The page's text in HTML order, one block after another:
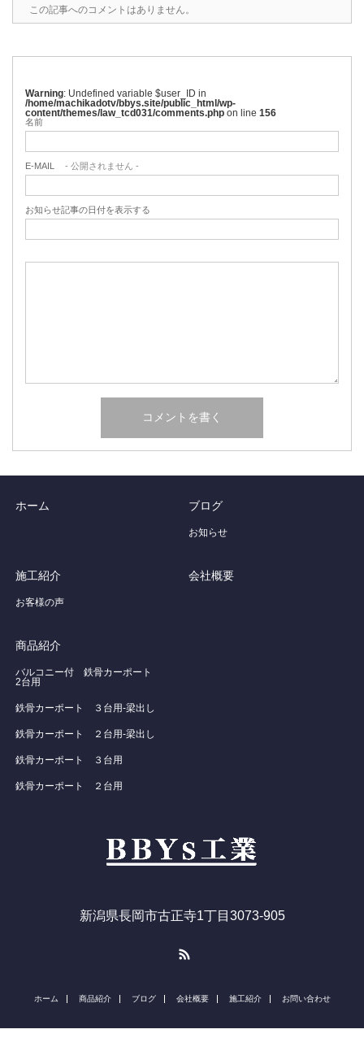
この記事へのコメントはありません。
Warning : Undefined variable $user_ID in
/home/machikadotv/bbys.site/public_html/wp-
content/themes/law_tcd031/comments.php on line 156
名前
E-MAIL - 公開されません -
お知らせ記事の日付を表示する
ホーム ブログ
お知らせ
施工紹介
お客様の声
会社概要
商品紹介
バルコニー付 鉄骨カーポート
2台用
鉄骨カーポート ３台用-梁出し
鉄骨カーポート ２台用-梁出し
鉄骨カーポート ３台用
鉄骨カーポート ２台用
新潟県長岡市古正寺1丁目3073-905
ホーム 商品紹介 ブログ 会社概要 施工紹介 お問い合わせ